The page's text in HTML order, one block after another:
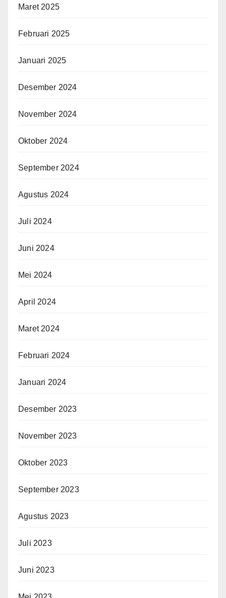
Maret 2025
Februari 2025
Januari 2025
Desember 2024
November 2024
Oktober 2024
September 2024
Agustus 2024
Juli 2024
Juni 2024
Mei 2024
April 2024
Maret 2024
Februari 2024
Januari 2024
Desember 2023
November 2023
Oktober 2023
September 2023
Agustus 2023
Juli 2023
Juni 2023